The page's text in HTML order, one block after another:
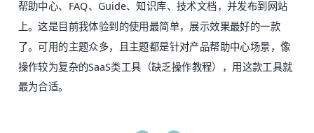
帮助中心、FAQ、Guide、知识库、技术文档，并发布到网站
上。这是目前我体验到的使用最简单，展示效果最好的一款
了。可用的主题众多，且主题都是针对产品帮助中心场景，像
操作较为复杂的SaaS类工具（缺乏操作教程），用这款工具就
最为合适。